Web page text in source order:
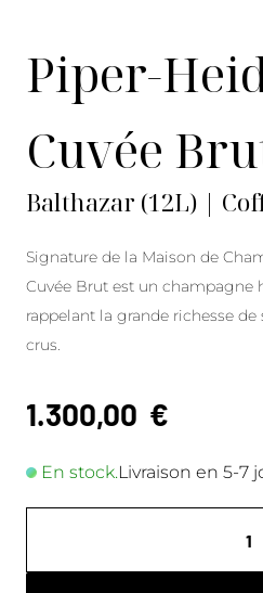
Piper-
Cuvée
Balthazar (12L) |
Signature de la Maison de
Cuvée Brut est un champagne
rappelant la grande richesse
crus.
1.300,00 €
En stock.Livraison en 5-7